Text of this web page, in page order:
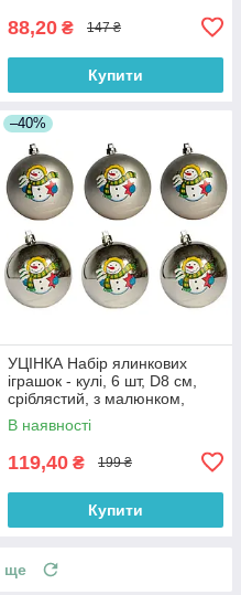
88,20 ₴ 147 ₴
Купити
–40%
УЦІНКА Набір ялинкових
іграшок - кулі, 6 шт, D8 см,
сріблястий, з малюнком,
пластик (030361-1)
В наявності
119,40 ₴ 199 ₴
Купити
ще